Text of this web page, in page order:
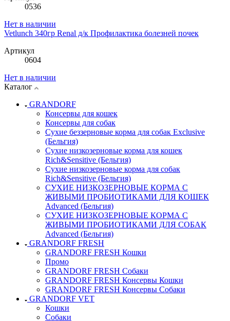
0536
Нет в наличии
Vetlunch 340гр Renal д/к Профилактика болезней почек
Артикул
0604
Нет в наличии
Каталог
GRANDORF
Консервы для кошек
Консервы для собак
Сухие беззерновые корма для собак Exclusive
(Бельгия)
Сухие низкозерновые корма для кошек
Rich&Sensitive (Бельгия)
Сухие низкозерновые корма для собак
Rich&Sensitive (Бельгия)
СУХИЕ НИЗКОЗЕРНОВЫЕ КОРМА С
ЖИВЫМИ ПРОБИОТИКАМИ ДЛЯ КОШЕК
Advanced (Бельгия)
СУХИЕ НИЗКОЗЕРНОВЫЕ КОРМА С
ЖИВЫМИ ПРОБИОТИКАМИ ДЛЯ СОБАК
Advanced (Бельгия)
GRANDORF FRESH
GRANDORF FRESH Кошки
Промо
GRANDORF FRESH Собаки
GRANDORF FRESH Консервы Кошки
GRANDORF FRESH Консервы Собаки
GRANDORF VET
Кошки
Собаки